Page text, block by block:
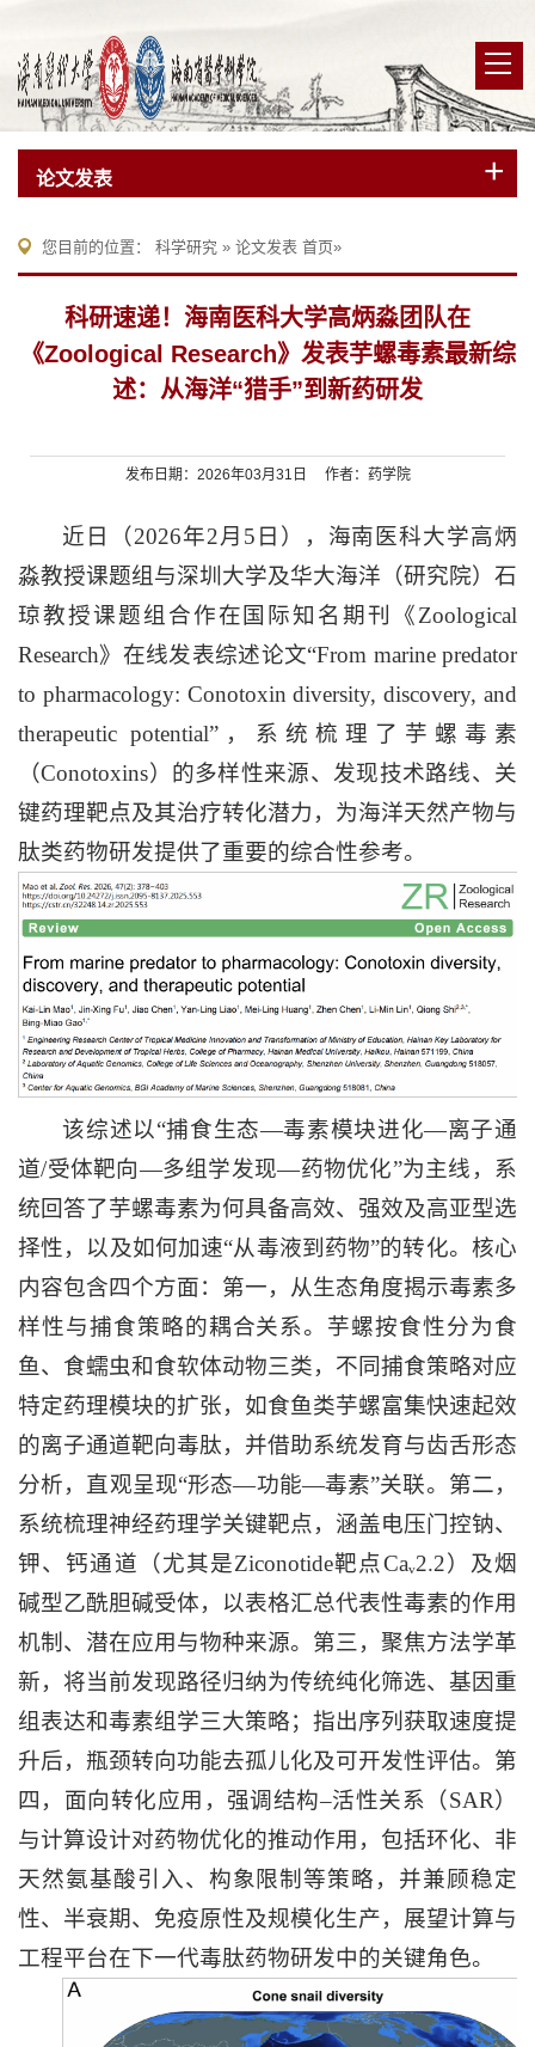
论文发表
您目前的位置： 科学研究 » 论文发表 首页»
科研速递！海南医科大学高炳淼团队在
《Zoological Research》发表芋螺毒素最新综
述：从海洋“猎手”到新药研发
发布日期：2026年03月31日 作者：药学院
近日（2026年2月5日），海南医科大学高炳
淼教授课题组与深圳大学及华大海洋（研究院）石
琼教授课题组合作在国际知名期刊《Zoological
Research》在线发表综述论文“From marine predator
to pharmacology: Conotoxin diversity, discovery, and
therapeutic potential”，系统梳理了芋螺毒素
（Conotoxins）的多样性来源、发现技术路线、关
键药理靶点及其治疗转化潜力，为海洋天然产物与
肽类药物研发提供了重要的综合性参考。
该综述以“捕食生态—毒素模块进化—离子通
道/受体靶向—多组学发现—药物优化”为主线，系
统回答了芋螺毒素为何具备高效、强效及高亚型选
择性，以及如何加速“从毒液到药物”的转化。核心
内容包含四个方面：第一，从生态角度揭示毒素多
样性与捕食策略的耦合关系。芋螺按食性分为食
鱼、食蠕虫和食软体动物三类，不同捕食策略对应
特定药理模块的扩张，如食鱼类芋螺富集快速起效
的离子通道靶向毒肽，并借助系统发育与齿舌形态
分析，直观呈现“形态—功能—毒素”关联。第二，
系统梳理神经药理学关键靶点，涵盖电压门控钠、
钾、钙通道（尤其是Ziconotide靶点Caᵥ2.2）及烟
碱型乙酰胆碱受体，以表格汇总代表性毒素的作用
机制、潜在应用与物种来源。第三，聚焦方法学革
新，将当前发现路径归纳为传统纯化筛选、基因重
组表达和毒素组学三大策略；指出序列获取速度提
升后，瓶颈转向功能去孤儿化及可开发性评估。第
四，面向转化应用，强调结构–活性关系（SAR）
与计算设计对药物优化的推动作用，包括环化、非
天然氨基酸引入、构象限制等策略，并兼顾稳定
性、半衰期、免疫原性及规模化生产，展望计算与
工程平台在下一代毒肽药物研发中的关键角色。